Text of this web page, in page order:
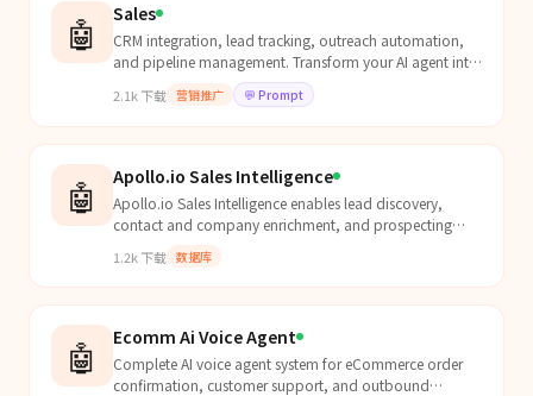
🤖 Sales
CRM integration, lead tracking, outreach automation,
and pipeline management. Transform your AI agent into
a sales assistant that never lets leads slip through the
cracks.
2.1k下载 营销推广 💬 Prompt
🤖 Apollo.io Sales Intelligence
Apollo.io Sales Intelligence enables lead discovery,
contact and company enrichment, and prospecting
companies.
1.2k下载 数据库
🤖 Ecomm Ai Voice Agent
Complete AI voice agent system for eCommerce order
confirmation, customer support, and outbound